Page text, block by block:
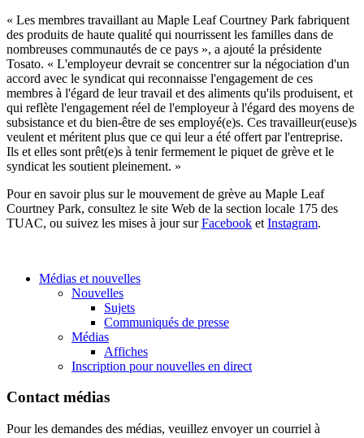
« Les membres travaillant au Maple Leaf Courtney Park fabriquent
des produits de haute qualité qui nourrissent les familles dans de
nombreuses communautés de ce pays », a ajouté la présidente
Tosato. « L'employeur devrait se concentrer sur la négociation d'un
accord avec le syndicat qui reconnaisse l'engagement de ces
membres à l'égard de leur travail et des aliments qu'ils produisent, et
qui reflète l'engagement réel de l'employeur à l'égard des moyens de
subsistance et du bien-être de ses employé(e)s. Ces travailleur(euse)s
veulent et méritent plus que ce qui leur a été offert par l'entreprise.
Ils et elles sont prêt(e)s à tenir fermement le piquet de grève et le
syndicat les soutient pleinement. »
Pour en savoir plus sur le mouvement de grève au Maple Leaf
Courtney Park, consultez le site Web de la section locale 175 des
TUAC, ou suivez les mises à jour surFacebook et Instagram.
Médias et nouvelles
Nouvelles
Sujets
Communiqués de presse
Médias
Affiches
Inscription pour nouvelles en direct
Contact médias
Pour les demandes des médias, veuillez envoyer un courriel à